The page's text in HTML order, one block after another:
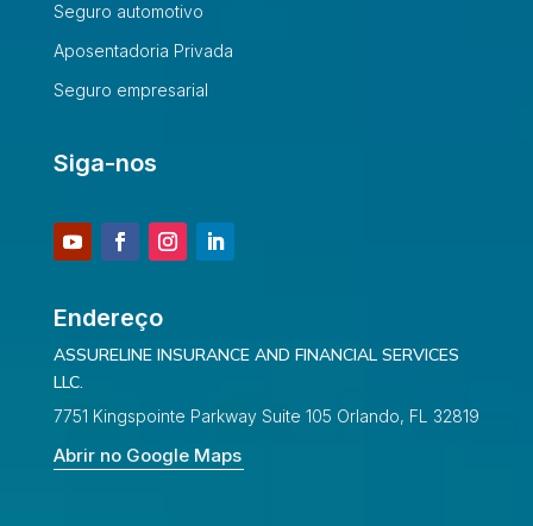
Seguro automotivo
Aposentadoria Privada
Seguro empresarial
Siga-nos
Endereço
ASSURELINE INSURANCE AND FINANCIAL SERVICES
LLC.
7751 Kingspointe Parkway Suite 105 Orlando, FL 32819
Abrir no Google Maps